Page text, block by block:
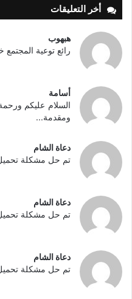
أخر التعليقات
هبهوب
رائع توعية
أسامة
السلام عليكم
ومقدمة...
دعاة الشام
تم حل مشكلة
دعاة الشام
تم حل مشكلة
دعاة الشام
تم حل مشكلة